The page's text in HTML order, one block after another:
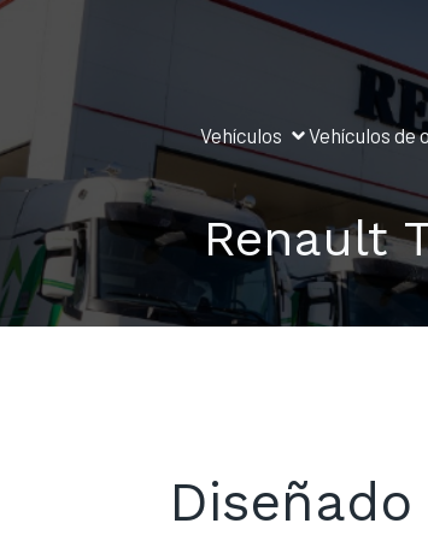
Vehículos Vehículos de
Renault